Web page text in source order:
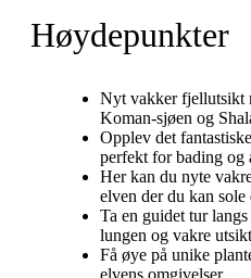
Høydepunkter
Nyt vakker fjellutsikt
Koman-sjøen og
Opplev det
perfekt for bading og
Her kan du nyte
elven der du kan sole
Ta en guidet tur
lungen og vakre
Få øye på unike
elvens omgivelser.